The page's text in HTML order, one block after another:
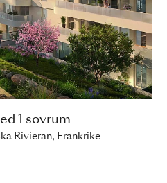
1 sovrum
Rivieran, Frankrike